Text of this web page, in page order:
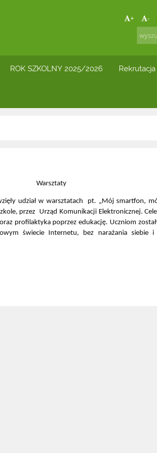
+ -
ROK SZKOLNY 2025/2026
Warsztaty
udział w warsztatach pt. „Mój smartfon,
przez Urząd Komunikacji Elektronicznej.
profilaktyka poprzez edukację. Uczniom
świecie Internetu, bez narażania siebie